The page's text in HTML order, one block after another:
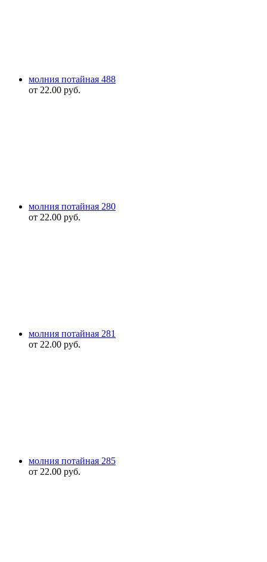
молния потайная 488
от 22.00 руб.
молния потайная 280
от 22.00 руб.
молния потайная 281
от 22.00 руб.
молния потайная 285
от 22.00 руб.